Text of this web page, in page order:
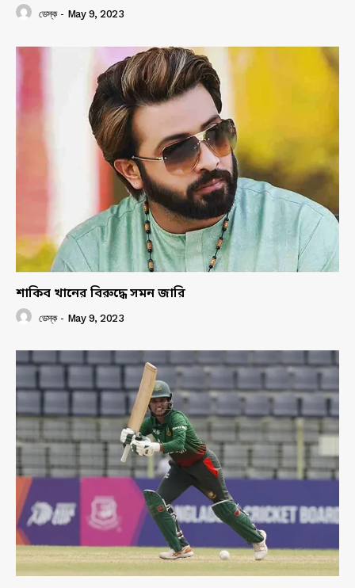
ডেস্ক - May 9, 2023
শাকিব খানের বিরুদ্ধে সমন জারি
ডেস্ক - May 9, 2023